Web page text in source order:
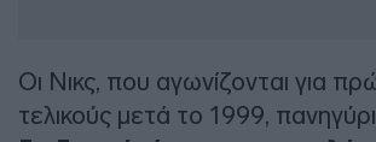
Οι Νικς, που αγωνίζονται για
τελικούς μετά το 1999,